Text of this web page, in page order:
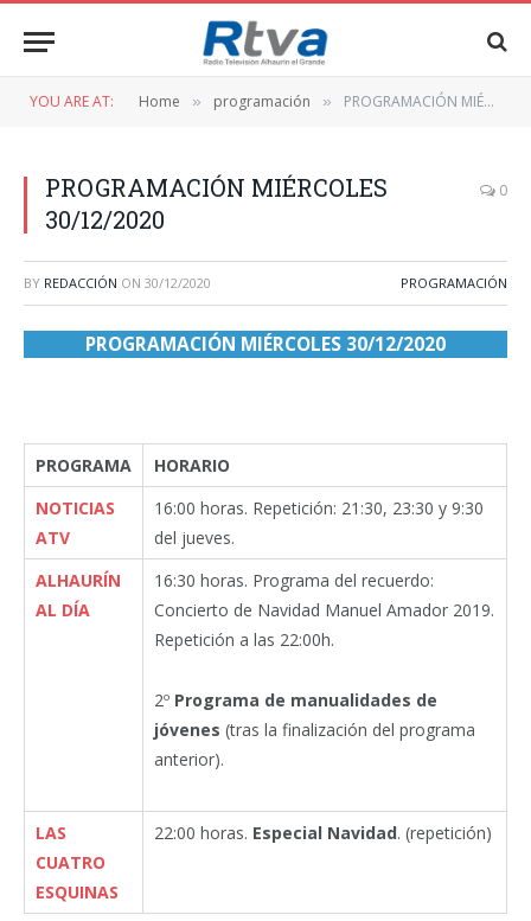
YOU ARE AT: Home » programación » PROGRAMACIÓN MIÉRCOLES 30/12/2020
PROGRAMACIÓN MIÉRCOLES
30/12/2020
0
BY REDACCIÓN ON 30/12/2020 PROGRAMACIÓN
PROGRAMACIÓN MIÉRCOLES 30/12/2020
PROGRAMA
HORARIO
NOTICIAS
ATV
16:00 horas. Repetición: 21:30, 23:30 y 9:30
del jueves.
ALHAURÍN
AL DÍA
16:30 horas. Programa del recuerdo:
Concierto de Navidad Manuel Amador 2019.
Repetición a las 22:00h.
2º Programa de manualidades de
jóvenes (tras la finalización del programa
anterior).
LAS
CUATRO
ESQUINAS
22:00 horas. Especial Navidad. (repetición)